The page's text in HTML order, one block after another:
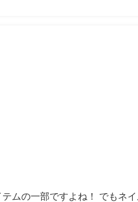
ムの一部ですよね！ でもネ